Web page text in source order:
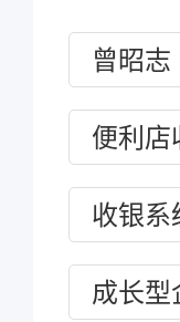
曾昭志
便利店
收银系
成长型